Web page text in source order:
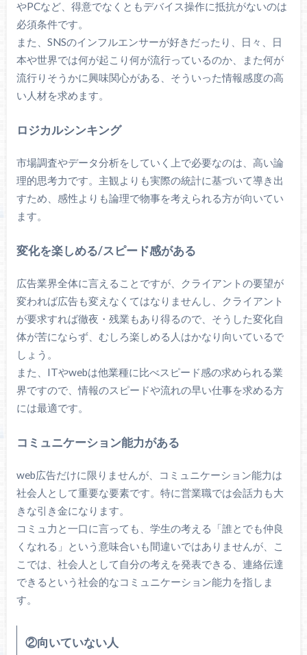
やPCなど、得意でなくともデバイス操作に抵抗がないのは
必須条件です。
また、SNSのインフルエンサーが好きだったり、日々、日
本や世界では何が起こり何が流行っているのか、また何が
流行りそうかに興味関心がある、そういった情報感度の高
い人材を求めます。
ロジカルシンキング
市場調査やデータ分析をしていく上で必要なのは、高い論
理的思考力です。主観よりも実際の統計に基づいて導き出
すため、感性よりも論理で物事を考えられる方が向いてい
ます。
変化を楽しめる/スピード感がある
広告業界全体に言えることですが、クライアントの要望が
変われば広告も変えなくてはなりませんし、クライアント
が要求すれば徹夜・残業もあり得るので、そうした変化自
体が苦にならず、むしろ楽しめる人はかなり向いているで
しょう。
また、ITやwebは他業種に比べスピード感の求められる業
界ですので、情報のスピードや流れの早い仕事を求める方
には最適です。
コミュニケーション能力がある
web広告だけに限りませんが、コミュニケーション能力は
社会人として重要な要素です。特に営業職では会話力も大
きな引き金になります。
コミュ力と一口に言っても、学生の考える「誰とでも仲良
くなれる」という意味合いも間違いではありませんが、こ
こでは、社会人として自分の考えを発表できる、連絡伝達
できるという社会的なコミュニケーション能力を指しま
す。
②向いていない人